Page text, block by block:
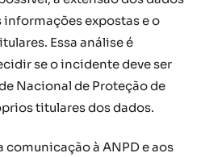
informações expostas e o
Essa análise é
se o incidente deve ser
Nacional de Proteção de
titulares dos dados.
comunicação à ANPD e aos